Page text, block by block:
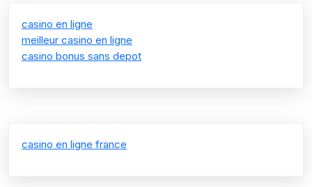
casino en ligne
meilleur casino en ligne
casino bonus sans depot
casino en ligne france